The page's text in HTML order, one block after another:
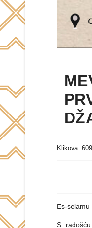
Klikova: 609
Es-selamu
S